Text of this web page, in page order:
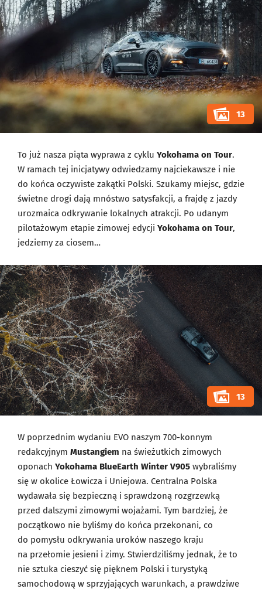
13
To już nasza piąta wyprawa z cyklu Yokohama on Tour.
W ramach tej inicjatywy odwiedzamy najciekawsze i nie
do końca oczywiste zakątki Polski. Szukamy miejsc, gdzie
świetne drogi dają mnóstwo satysfakcji, a frajdę z jazdy
urozmaica odkrywanie lokalnych atrakcji. Po udanym
pilotażowym etapie zimowej edycji Yokohama on Tour,
jedziemy za ciosem…
13
W poprzednim wydaniu EVO naszym 700-konnym
redakcyjnym Mustangiem na świeżutkich zimowych
oponach Yokohama BlueEarth Winter V905 wybraliśmy
się w okolice Łowicza i Uniejowa. Centralna Polska
wydawała się bezpieczną i sprawdzoną rozgrzewką
przed dalszymi zimowymi wojażami. Tym bardziej, że
początkowo nie byliśmy do końca przekonani, co
do pomysłu odkrywania uroków naszego kraju
na przełomie jesieni i zimy. Stwierdziliśmy jednak, że to
nie sztuka cieszyć się pięknem Polski i turystyką
samochodową w sprzyjających warunkach, a prawdziwe